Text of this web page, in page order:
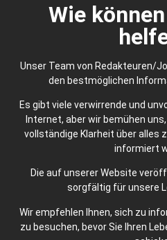
Wie
Unser Team von Redakteuren/
den bestmöglichen
Es gibt viele verwirrende und
Internet, aber wir bemühen
vollständige Klarheit über alles
informiert
Die auf unserer Website
sorgfältig für unsere
Wir empfehlen Ihnen, sich zu
zu besuchen, bevor Sie Ihren